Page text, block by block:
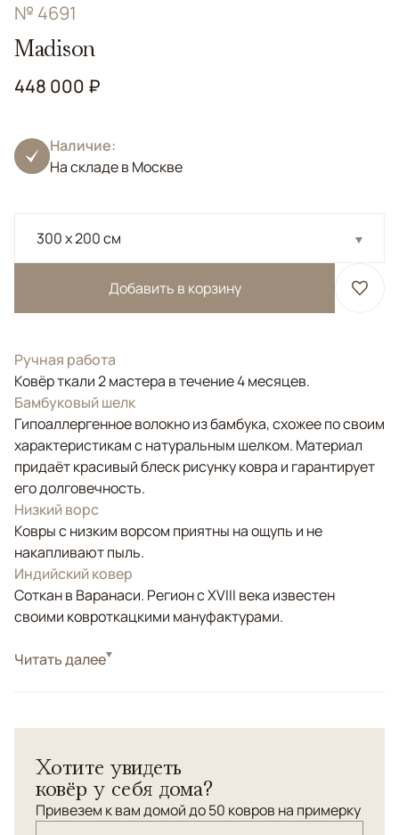
№ 4691
Madison
448 000 ₽
Наличие:
На складе в Москве
300 x 200 см
Добавить в корзину
Ручная работа
Ковёр ткали 2 мастера в течение 4 месяцев.
Бамбуковый шелк
Гипоаллергенное волокно из бамбука, схожее по своим
характеристикам с натуральным шелком. Материал
придаёт красивый блеск рисунку ковра и гарантирует
его долговечность.
Низкий ворс
Ковры с низким ворсом приятны на ощупь и не
накапливают пыль.
Индийский ковер
Соткан в Варанаси. Регион с XVIII века известен
своими ковроткацкими мануфактурами.
СтильСовременные
Читать далее
Хотите увидеть
ковёр у себя дома?
Привезем к вам домой до 50 ковров на примерку